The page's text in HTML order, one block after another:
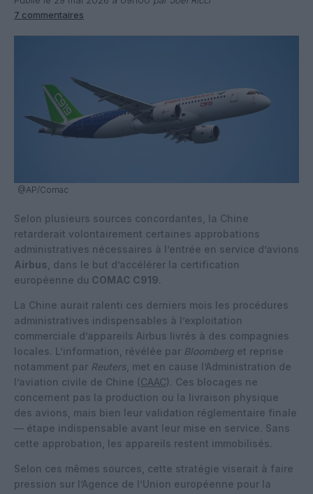
7 commentaires
@AP/Comac
Selon plusieurs sources concordantes, la Chine
retarderait volontairement certaines approbations
administratives nécessaires à l’entrée en service d’avions
Airbus , dans le but d’accélérer la certification
européenne du COMAC C919.
La Chine aurait ralenti ces derniers mois les procédures
administratives indispensables à l’exploitation
commerciale d’appareils Airbus livrés à des compagnies
locales. L’information, révélée par Bloomberg et reprise
notamment par Reuters , met en cause l’Administration de
l’aviation civile de Chine (CAAC). Ces blocages ne
concernent pas la production ou la livraison physique
des avions, mais bien leur validation réglementaire finale
— étape indispensable avant leur mise en service. Sans
cette approbation, les appareils restent immobilisés.
Selon ces mêmes sources, cette stratégie viserait à faire
pression sur l’Agence de l’Union européenne pour la